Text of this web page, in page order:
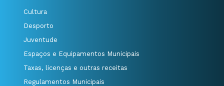
Cultura
Desporto
Juventude
Espaços e Equipamentos Municipais
Taxas, licenças e outras receitas
Regulamentos Municipais